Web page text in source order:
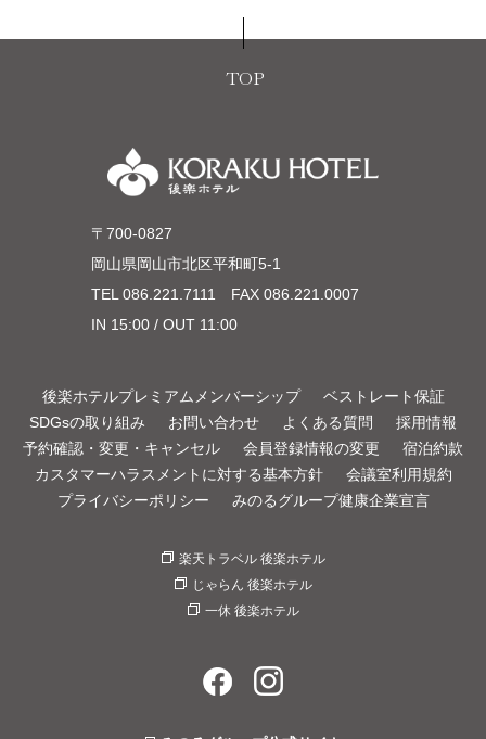
TOP
〒700-0827
岡山県岡山市北区平和町5-1
TEL086.221.7111 FAX 086.221.0007
IN 15:00 / OUT 11:00
後楽ホテルプレミアムメンバーシップ
ベストレート保証
SDGsの取り組み
お問い合わせ よくある質問
採用情報
予約確認・変更・キャンセル
会員登録情報の変更
宿泊約款
カスタマーハラスメントに対する基本方針
会議室利用規約
プライバシーポリシー
みのるグループ健康企業宣言
楽天トラベル 後楽ホテル
じゃらん 後楽ホテル
一休 後楽ホテル